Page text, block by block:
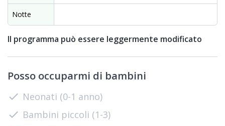
Notte
Il programma può essere leggermente modificato
Posso occuparmi di bambini
check Neonati (0-1 anno)
check Bambini piccoli (1-3)